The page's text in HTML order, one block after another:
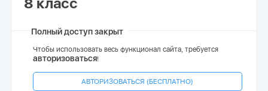
Полный доступ закрыт
Чтобы использовать весь функционал сайта, требуется
авторизоваться!
АВТОРИЗОВАТЬСЯ (БЕСПЛАТНО)